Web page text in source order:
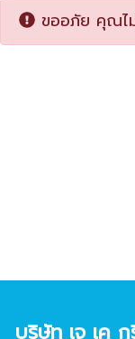
ขออภัย คุณไ
บริษัท เจ เค